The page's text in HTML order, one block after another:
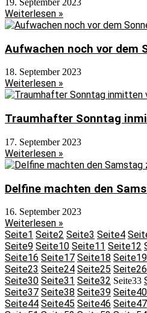
19. September 2023
Weiterlesen »
Aufwachen noch vor dem
18. September 2023
Weiterlesen »
Traumhafter Sonntag
17. September 2023
Weiterlesen »
Delfine machten den
16. September 2023
Weiterlesen »
Seite1 Seite2 Seite3 Seite4
Seite9 Seite10 Seite11 Seite12
Seite16 Seite17 Seite18 Seite19
Seite23 Seite24 Seite25 Seite26
Seite30 Seite31 Seite32 Seite33
Seite37 Seite38 Seite39 Seite40
Seite44 Seite45 Seite46 Seite47